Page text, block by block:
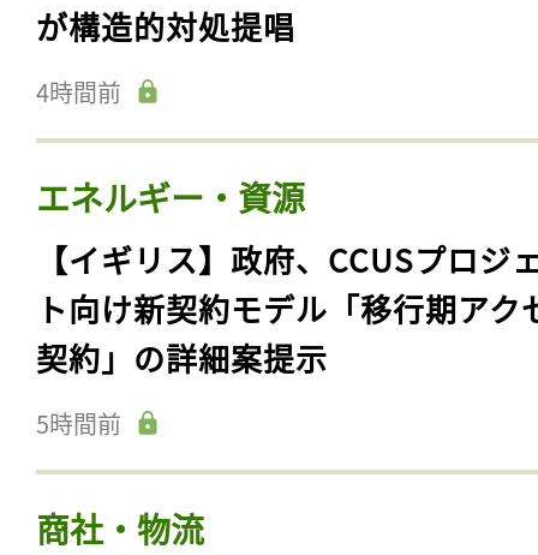
が構造的対処提唱
4時間前
エネルギー・資源
【イギリス】政府、CCUSプロジ
ト向け新契約モデル「移行期アク
契約」の詳細案提示
5時間前
商社・物流